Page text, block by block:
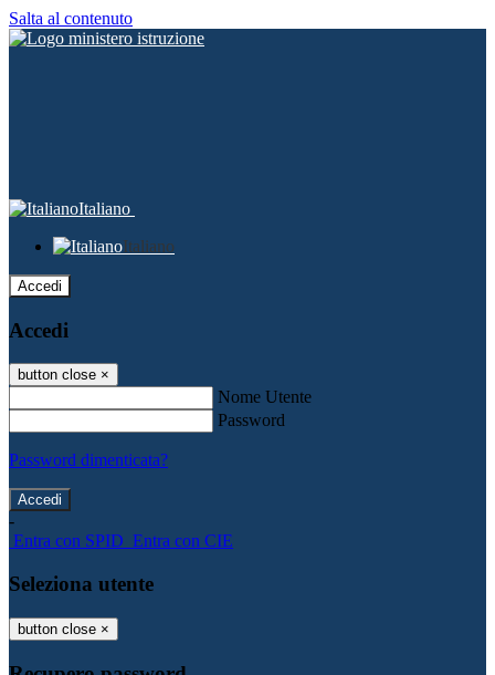
Salta al contenuto
Italiano
Italiano
Accedi
Accedi
button close ×
Nome Utente
Password
Password dimenticata?
-
Entra con SPID Entra con CIE
Seleziona utente
button close ×